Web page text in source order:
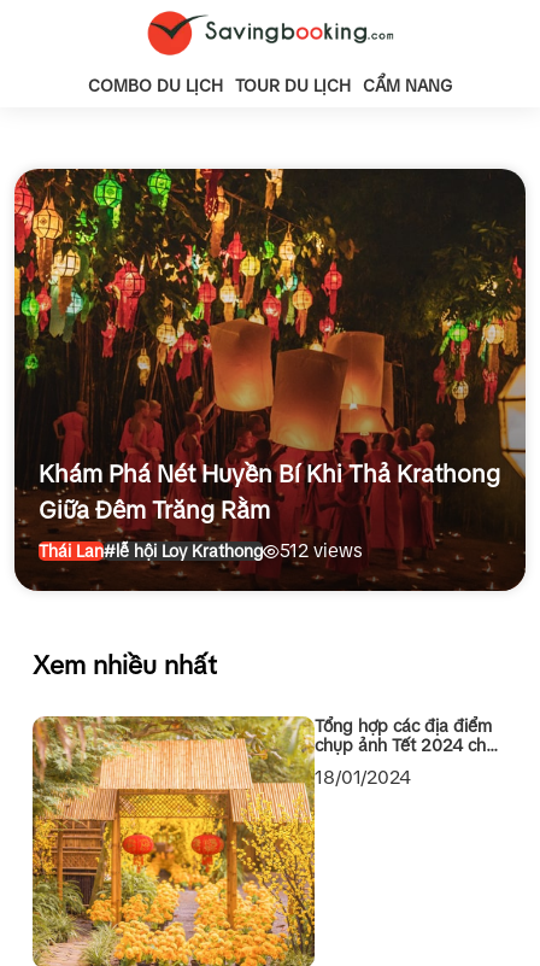
COMBO DU LỊCH TOUR DU LỊCH CẨM NANG
Khám Phá Nét Huyền Bí Khi Thả Krathong
Giữa Đêm Trăng Rằm
Thái Lan#lễ hội Loy Krathong 512 views
Xem nhiều nhất
Tổng hợp các địa điểm
chụp ảnh Tết 2024 cho
18/01/2024